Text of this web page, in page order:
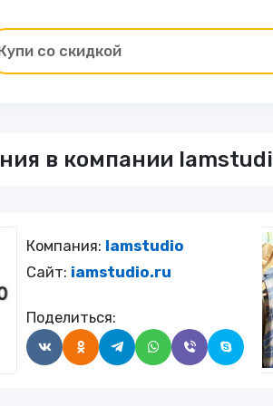
Зоотовары
Работа и
со скидкой
в компании
Компания: Iamstudio
Сайт: iamstudio.ru
Поделиться: